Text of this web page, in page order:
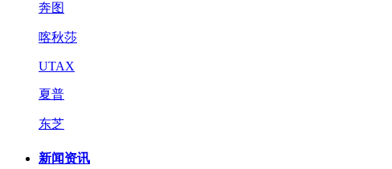
奔图
喀秋莎
UTAX
夏普
东芝
新闻资讯